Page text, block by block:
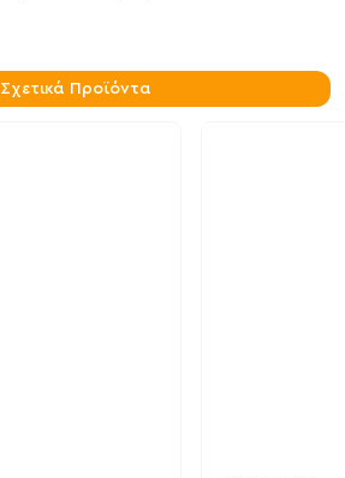
Σχετικά Προϊόντα